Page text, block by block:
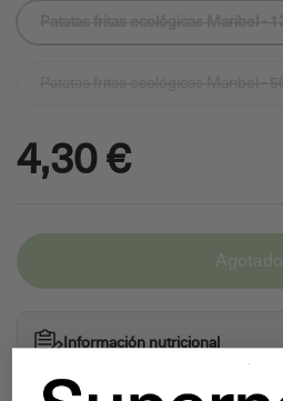
4,30 €
Agotado
Información nutricional